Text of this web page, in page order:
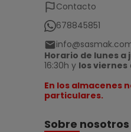
Contacto
678845851
Horario de lunes a
16:30h y los viernes
En los almacenes
particulares.
Sobre nosotros